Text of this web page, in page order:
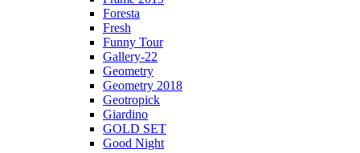
Foresta
Fresh
Funny Tour
Gallery-22
Geometry
Geometry 2018
Geotropick
Giardino
GOLD SET
Good Night